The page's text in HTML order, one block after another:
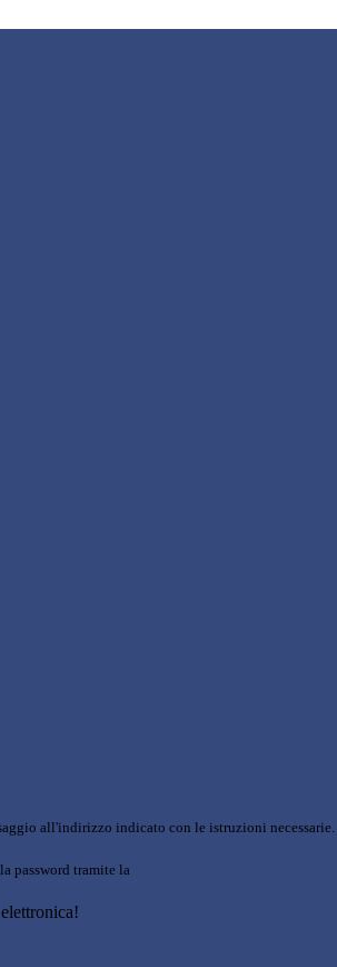
all'indirizzo indicato con le istruzioni necessarie.
password tramite la